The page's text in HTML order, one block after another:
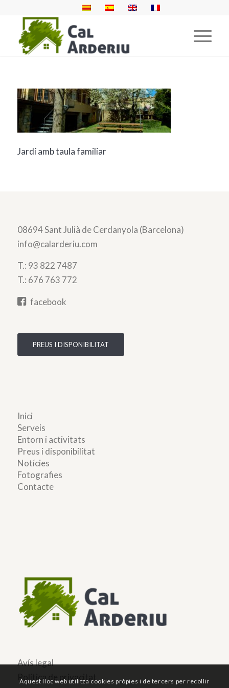
Jardí amb taula familiar
08694 Sant Julià de Cerdanyola (Barcelona)
info@calarderiu.com
T.: 93 822 7487
T.: 676 763 772
facebook
PREUS I DISPONIBILITAT
Inici
Serveis
Entorn i activitats
Preus i disponibilitat
Notícies
Fotografies
Contacte
Avís legal
Política de privacitat
Aquest lloc web utilitza cookies pròpies i de tercers per recollir